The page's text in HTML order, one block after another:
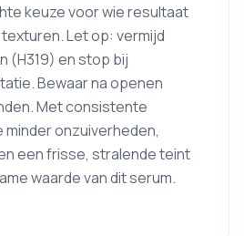
keuze voor wie resultaat
Let op: vermijd
(H319) en stop bij
Bewaar na openen
Met consistente
onzuiverheden,
een frisse, stralende teint
waarde van dit serum.